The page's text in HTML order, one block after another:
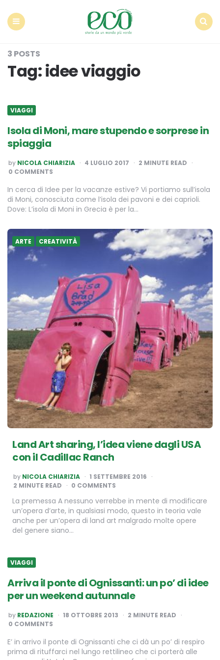
3 POSTS
Tag:idee viaggio
VIAGGI
Isola di Moni, mare stupendo e sorprese in
spiaggia
POSTED
BY
by NICOLA CHIARIZIA 4 LUGLIO 2017 2 MINUTE READ
0 COMMENTS
In cerca di Idee per la vacanze estive? Vi portiamo sull’isola
di Moni, conosciuta come l’isola dei pavoni e dei caprioli.
Dove: L’isola di Moni in Grecia è per la…
ARTE CREATIVITÀ
Land Art sharing, l’idea viene dagli USA
con il Cadillac Ranch
POSTED
BY
by NICOLA CHIARIZIA
1 SETTEMBRE 2016
2 MINUTE READ 0 COMMENTS
La premessa A nessuno verrebbe in mente di modificare
un’opera d’arte, in qualsiasi modo, questo in teoria vale
anche per un’opera di land art malgrado molte opere
del genere siano…
VIAGGI
Arriva il ponte di Ognissanti: un po’ di idee
per un weekend autunnale
POSTED
BY
by REDAZIONE 18 OTTOBRE 2013 2 MINUTE READ
0 COMMENTS
E’ in arrivo il ponte di Ognissanti che ci dà un po’ di respiro
prima di rituffarci nel lungo rettilineo che ci porterà alle